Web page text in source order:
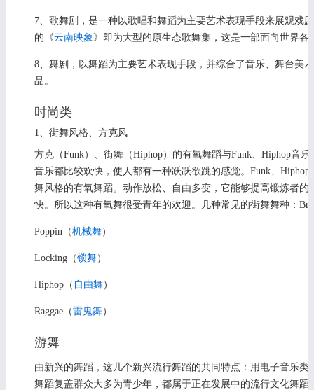
7、歌舞剧，是一种以歌唱和舞蹈为主要艺术表现手段来展观戏
的《云南映象》即为大型的原生态歌舞集，这是一部面向世界
8、舞剧，以舞蹈为主要艺术表现手段，并综合了音乐、舞台美
品。
时尚类
1、街舞风格、方克风
方克（Funk）、街舞（Hiphop）的有氧舞蹈与Funk、Hiphop音
音乐都比较欢快，使人都有一种跃跃欲跳的感觉。Funk、
舞风格的有氧舞蹈。动作放松、自由多变，它能够提高锻炼者
快。所以这种有氧舞很受青年的欢迎。几种常见的街舞舞种：
Poppin（机械舞）
Locking（锁舞）
Hiphop（ 自由舞）
Raggae（雷鬼舞）
游舞
由新兴的舞蹈，这几个新兴流行舞蹈的共同特点：用电子音乐
舞蹈复盖群众大多为青少年，都属于正在发展中的流行文化舞蹈